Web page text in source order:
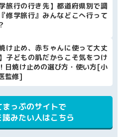
学旅行の行き先】都道府県別で調
修学旅行』みんなどこへ行って
焼け止め、赤ちゃんに使って大丈
子どもの肌だからこそ気をつけ
日焼け止めの選び方・使い方[小
監修]
まっぷのサイトで
読みたい人はこちら